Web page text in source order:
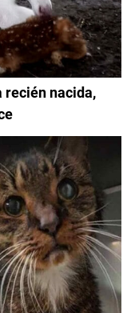
recién nacida,